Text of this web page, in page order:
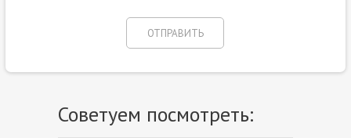
Советуем посмотреть: